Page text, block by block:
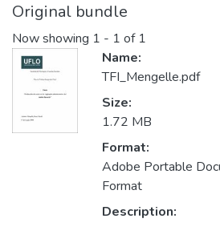
Original bundle
Now showing 1 - 1 of 1
Name:
TFI_Mengelle.pdf
Size:
1.72 MB
Format:
Adobe Portable
Format
Description: